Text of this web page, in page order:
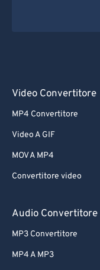
Video Convertitore
MP4 Convertitore
Video A GIF
MOV A MP4
Convertitore video
Audio Convertitore
MP3 Convertitore
MP4 A MP3